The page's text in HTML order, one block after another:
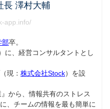
長 澤村大輔
app.info/
部卒。
に、経営コンサルタントとし
現： 株式会社Stock）を設
から、情報共有のストレス
、チームの情報を最も簡単に